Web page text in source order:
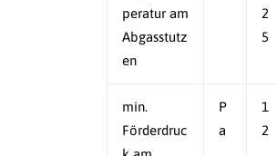
peratur am
Abgasstutz
en
2
5
min.
Förderdruc
P
a
1
2